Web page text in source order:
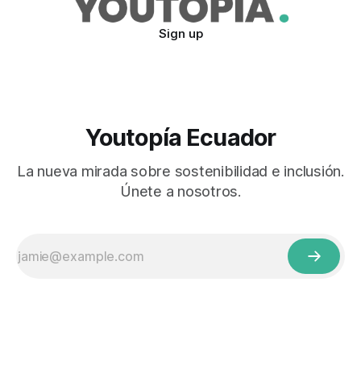
Sign up
Youtopía Ecuador
La nueva mirada sobre sostenibilidad e inclusión.
Únete a nosotros.